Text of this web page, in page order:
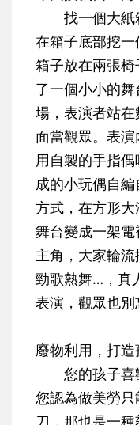
找一個大紙
在箱子底部挖
箱子放在兩張
了一個小小的
場，表演者站
面當觀眾。表演
用自製的手指
成的小玩偶自
方式，在方形
舞台變成一架
主角，大家輪流
勁歌熱舞…，真
表演，觀眾也別
廢物利用，打造
您的孩子喜
您認為做美勞
刀，那也是一